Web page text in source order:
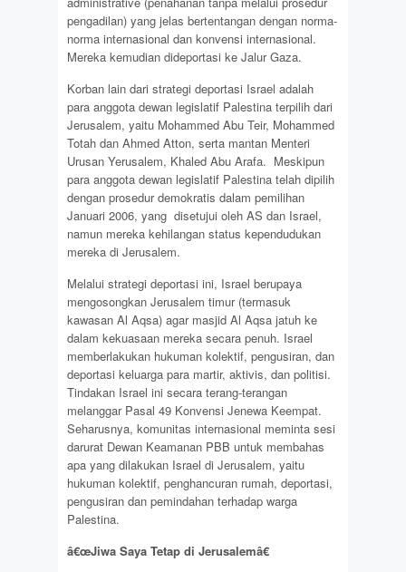
pengadilan) yang jelas bertentangan dengan norma-
norma internasional dan konvensi internasional.
Mereka kemudian dideportasi ke Jalur Gaza.
Korban lain dari strategi deportasi Israel adalah
para anggota dewan legislatif Palestina terpilih dari
Jerusalem, yaitu Mohammed Abu Teir, Mohammed
Totah dan Ahmed Atton, serta mantan Menteri
Urusan Yerusalem, Khaled Abu Arafa. Meskipun
para anggota dewan legislatif Palestina telah dipilih
dengan prosedur demokratis dalam pemilihan
Januari 2006, yang disetujui oleh AS dan Israel,
namun mereka kehilangan status kependudukan
mereka di Jerusalem.
Melalui strategi deportasi ini, Israel berupaya
mengosongkan Jerusalem timur (termasuk
kawasan Al Aqsa) agar masjid Al Aqsa jatuh ke
dalam kekuasaan mereka secara penuh. Israel
memberlakukan hukuman kolektif, pengusiran, dan
deportasi keluarga para martir, aktivis, dan politisi.
Tindakan Israel ini secara terang-terangan
melanggar Pasal 49 Konvensi Jenewa Keempat.
Seharusnya, komunitas internasional meminta sesi
darurat Dewan Keamanan PBB untuk membahas
apa yang dilakukan Israel di Jerusalem, yaitu
hukuman kolektif, penghancuran rumah, deportasi,
pengusiran dan pemindahan terhadap warga
Palestina.
â€œJiwa Saya Tetap di Jerusalemâ€